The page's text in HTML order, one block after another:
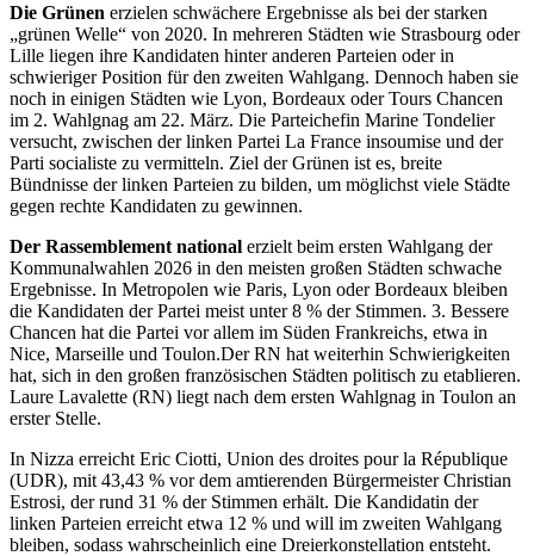
Die Grünen erzielen schwächere Ergebnisse als bei der starken
„grünen Welle“ von 2020. In mehreren Städten wie Strasbourg oder
Lille liegen ihre Kandidaten hinter anderen Parteien oder in
schwieriger Position für den zweiten Wahlgang. Dennoch haben sie
noch in einigen Städten wie Lyon, Bordeaux oder Tours Chancen
im 2. Wahlgnag am 22. März. Die Parteichefin Marine Tondelier
versucht, zwischen der linken Partei La France insoumise und der
Parti socialiste zu vermitteln. Ziel der Grünen ist es, breite
Bündnisse der linken Parteien zu bilden, um möglichst viele Städte
gegen rechte Kandidaten zu gewinnen.
Der Rassemblement national erzielt beim ersten Wahlgang der
Kommunalwahlen 2026 in den meisten großen Städten schwache
Ergebnisse. In Metropolen wie Paris, Lyon oder Bordeaux bleiben
die Kandidaten der Partei meist unter 8 % der Stimmen. 3. Bessere
Chancen hat die Partei vor allem im Süden Frankreichs, etwa in
Nice, Marseille und Toulon.Der RN hat weiterhin Schwierigkeiten
hat, sich in den großen französischen Städten politisch zu etablieren.
Laure Lavalette (RN) liegt nach dem ersten Wahlgnag in Toulon an
erster Stelle.
In Nizza erreicht Eric Ciotti, Union des droites pour la République
(UDR), mit 43,43 % vor dem amtierenden Bürgermeister Christian
Estrosi, der rund 31 % der Stimmen erhält. Die Kandidatin der
linken Parteien erreicht etwa 12 % und will im zweiten Wahlgang
bleiben, sodass wahrscheinlich eine Dreierkonstellation entsteht.